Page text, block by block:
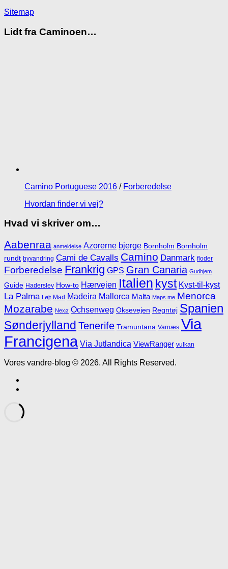
Sitemap
Lidt fra Caminoen…
Camino Portuguese 2016 / Forberedelse
Hvordan finder vi vej?
Hvad vi skriver om…
Aabenraa anmeldelse Azorerne bjerge Bornholm Bornholm
rundt byvandring Cami de Cavalls Camino Danmark floder
Forberedelse Frankrig GPS Gran Canaria Gudhjem
Guide Haderslev How-to Hærvejen Italien kyst Kyst-til-kyst
La Palma Løjt Mad Madeira Mallorca Malta Maps.me Menorca
Mozarabe Nexø Ochsenweg Oksevejen Regntøj Spanien
Sønderjylland Tenerife Tramuntana Varnæs Via
Francigena Via Jutlandica ViewRanger vulkan
Vores vandre-blog © 2026. All Rights Reserved.